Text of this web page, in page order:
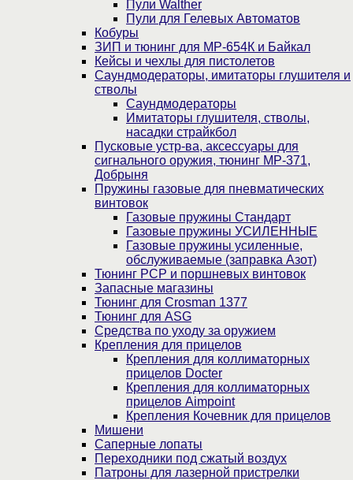
Пули Walther
Пули для Гелевых Автоматов
Кобуры
ЗИП и тюнинг для МР-654К и Байкал
Кейсы и чехлы для пистолетов
Саундмодераторы, имитаторы глушителя и
стволы
Саундмодераторы
Имитаторы глушителя, стволы,
насадки страйкбол
Пусковые устр-ва, аксессуары для
сигнального оружия, тюнинг МР-371,
Добрыня
Пружины газовые для пневматических
винтовок
Газовые пружины Стандарт
Газовые пружины УСИЛЕННЫЕ
Газовые пружины усиленные,
обслуживаемые (заправка Азот)
Тюнинг PCP и поршневых винтовок
Запасные магазины
Тюнинг для Crosman 1377
Тюнинг для ASG
Средства по уходу за оружием
Крепления для прицелов
Крепления для коллиматорных
прицелов Docter
Крепления для коллиматорных
прицелов Aimpoint
Крепления Кочевник для прицелов
Мишени
Саперные лопаты
Переходники под сжатый воздух
Патроны для лазерной пристрелки